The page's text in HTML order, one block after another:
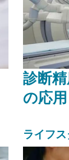
診断
の応用
ライフ